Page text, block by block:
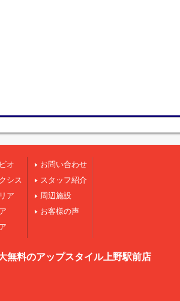
オ
シス
ア
お問い合わせ
スタッフ紹介
周辺施設
お客様の声
無料のアップスタイル上野駅前店